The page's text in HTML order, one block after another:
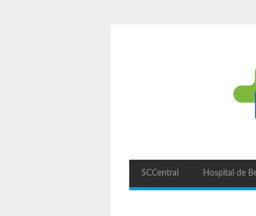
SCCentral Hospital de